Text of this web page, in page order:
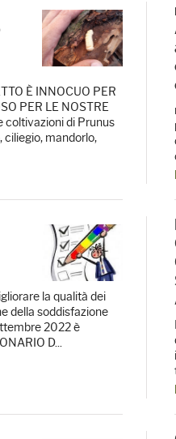
È INNOCUO PER
PER LE NOSTRE
coltivazioni di Prunus
ciliegio, mandorlo,
la qualità dei
della soddisfazione
2022 è
D...